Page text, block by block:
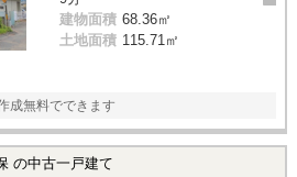
建物面積 68.36㎡
土地面積 115.71㎡
成無料でできます
の中古一戸建て